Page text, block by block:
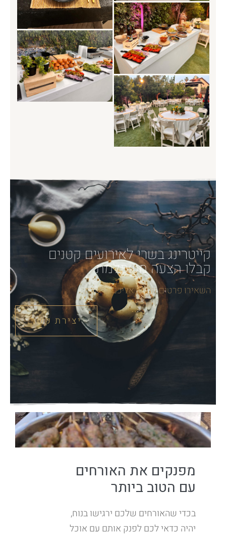
קייטרינג בשרי לאירועים קטנים
קבלו הצעה משתלמת
השאירו פרטים ונחזור אליכם בהקדם
יצירת קשר
מפנקים את האורחים
עם הטוב ביותר
בכדי שהאורחים שלכם ירגישו בנוח,
יהיה כדאי לכם לפנק אותם עם אוכל